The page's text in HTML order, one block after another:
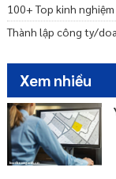
100+ Top kinh
Thành lập công ty/
Xem nhiều